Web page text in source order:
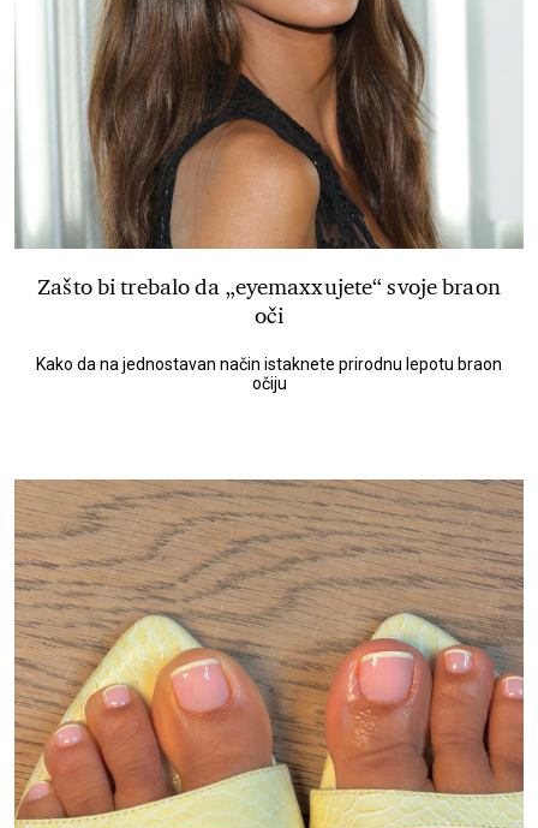
Zašto bi trebalo da „eyemaxxujete“ svoje braon
oči
Kako da na jednostavan način istaknete prirodnu lepotu braon
očiju